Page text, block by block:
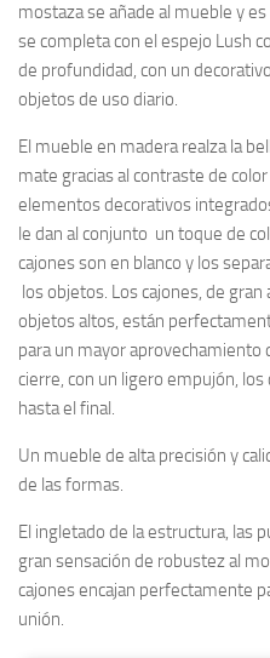
mostaza se añade al mueble y
se completa con el espejo Lush
de profundidad, con un
objetos de uso diario.
El mueble en madera realza la
mate gracias al contraste de
elementos decorativos
le dan al conjunto un toque de
cajones son en blanco y los
los objetos. Los cajones, de
objetos altos, están
para un mayor aprovechamiento
cierre, con un ligero empujón,
hasta el final.
Un mueble de alta precisión y
de las formas.
El ingletado de la estructura, las
gran sensación de robustez al
cajones encajan perfectamente
unión.